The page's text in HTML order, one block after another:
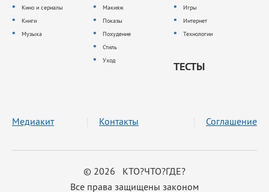
Кино и сериалы
Книги
Музыка
Макияж
Показы
Похудение
Стиль
Уход
Игры
Интернет
Технологии
ТЕСТЫ
© 2026 КТО?ЧТО?ГДЕ?
Все права защищены законом
Медиакит Контакты Соглашение